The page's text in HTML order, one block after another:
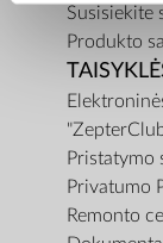
Susisiekite
Produkto
Pristatymo
Privatumo
Remonto